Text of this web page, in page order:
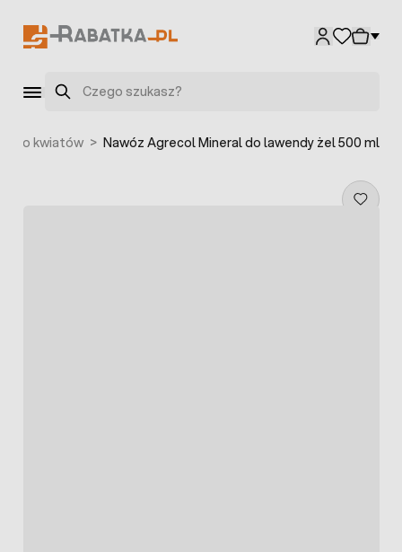
Szukaj
do kwiatów > Nawóz Agrecol Mineral do lawendy żel 500 ml